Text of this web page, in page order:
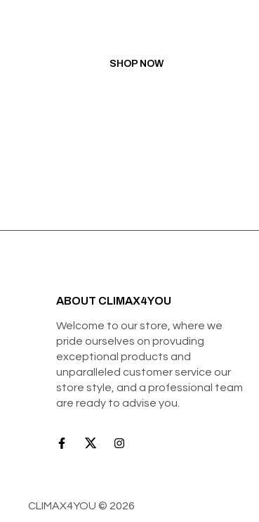
SHOP NOW
ABOUT CLIMAX4YOU
Welcome to our store, where we
pride ourselves on provuding
exceptional products and
unparalleled customer service our
store style, and a professional team
are ready to advise you.
CLIMAX4YOU © 2026